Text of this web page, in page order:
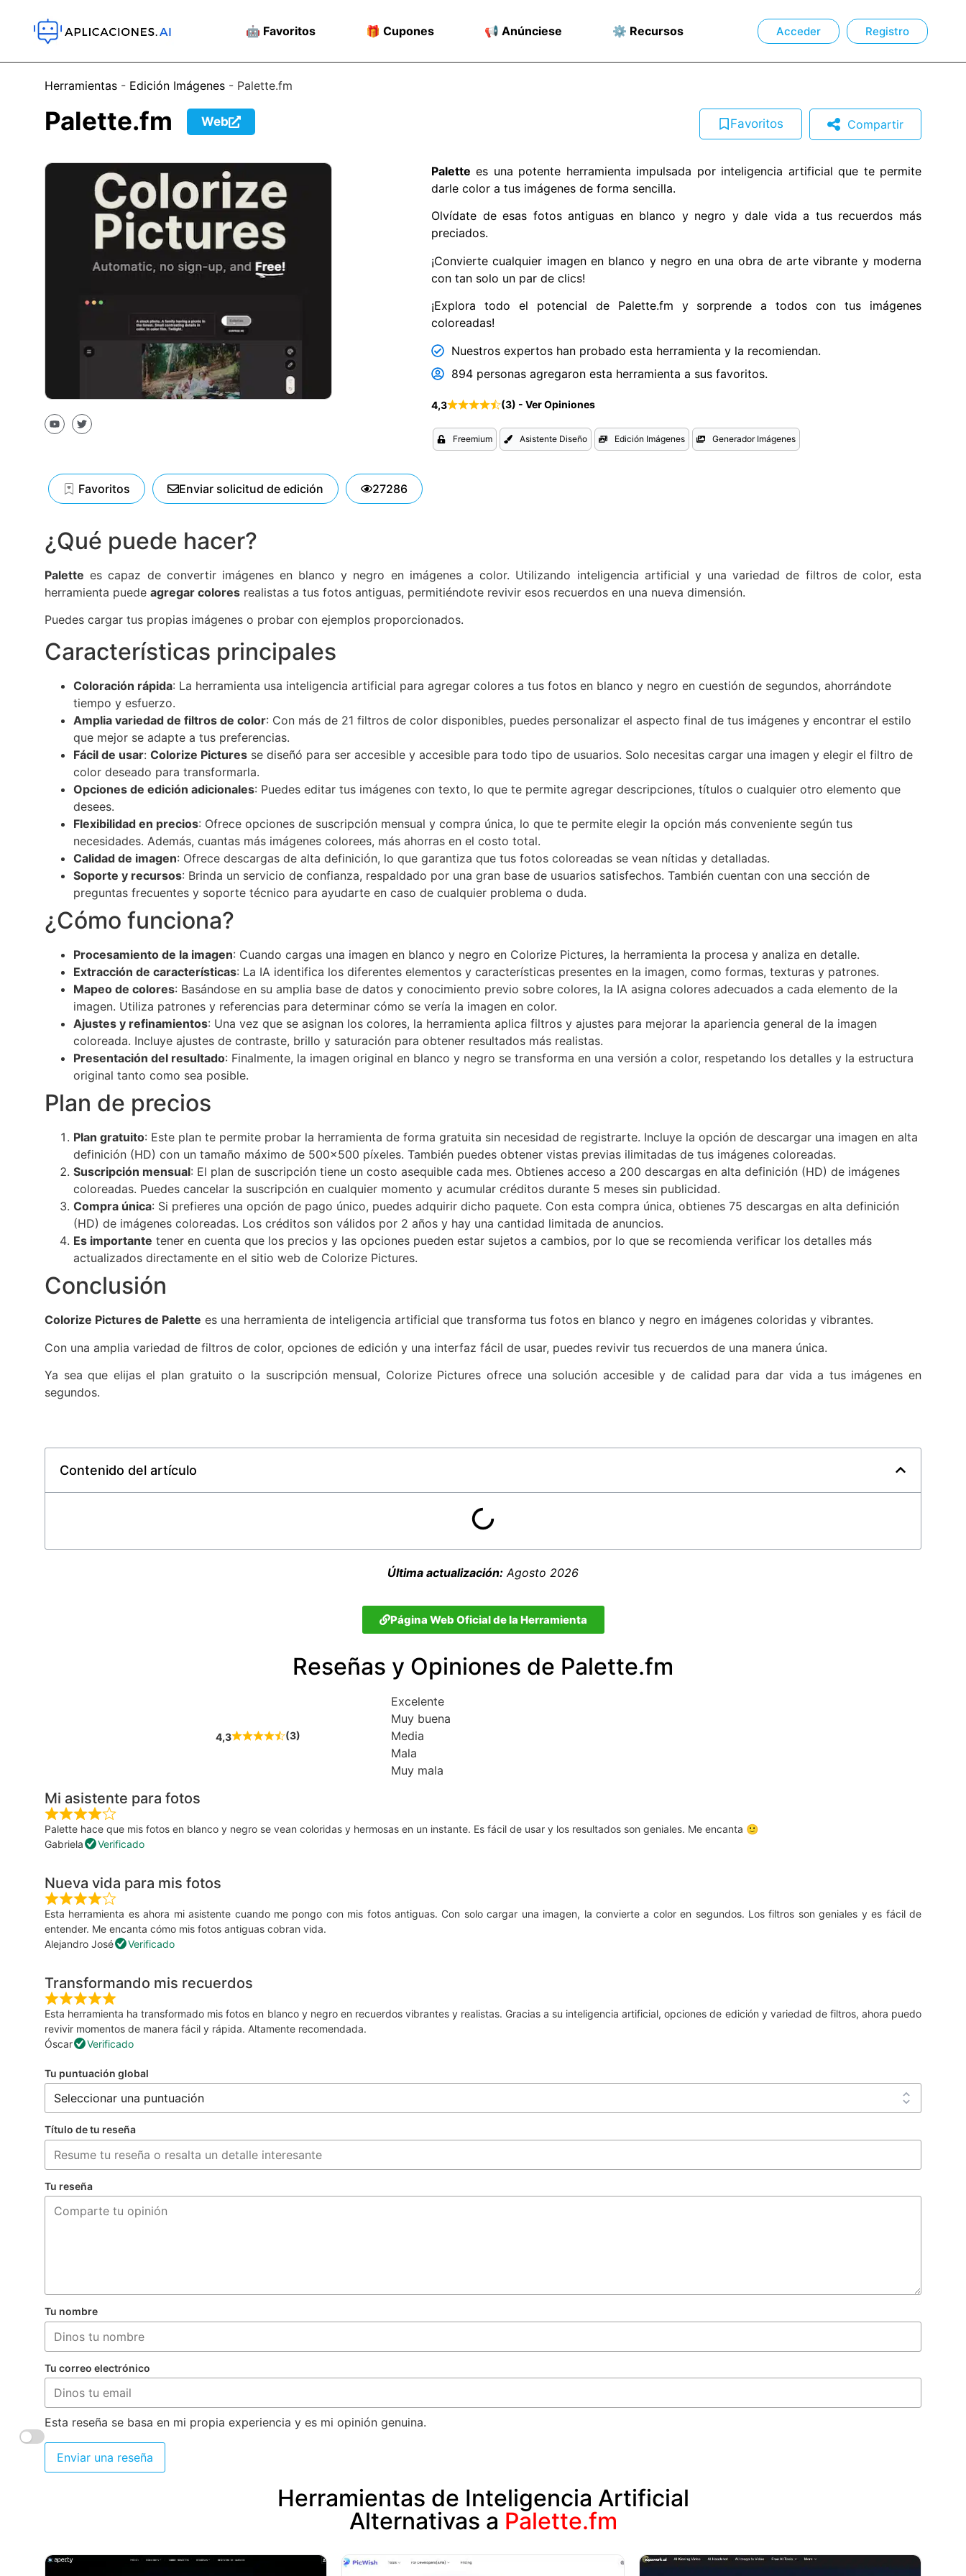
🤖 Favoritos 🎁 Cupones 📢 Anúnciese ⚙️ Recursos Acceder Registro
Herramientas - Edición Imágenes - Palette.fm
Palette.fm Web Favoritos Compartir
Palette es una potente herramienta impulsada por inteligencia artificial que te permite
darle color a tus imágenes de forma sencilla.
Olvídate de esas fotos antiguas en blanco y negro y dale vida a tus recuerdos más
preciados.
¡Convierte cualquier imagen en blanco y negro en una obra de arte vibrante y moderna
con tan solo un par de clics!
¡Explora todo el potencial de Palette.fm y sorprende a todos con tus imágenes
coloreadas!
Nuestros expertos han probado esta herramienta y la recomiendan.
894 personas agregaron esta herramienta a sus favoritos.
4,3 (3) - Ver Opiniones
Freemium Asistente Diseño Edición Imágenes Generador Imágenes
Favoritos Enviar solicitud de edición 27286
¿Qué puede hacer?
Palette es capaz de convertir imágenes en blanco y negro en imágenes a color. Utilizando inteligencia artificial y una variedad de filtros de color, esta
herramienta puede agregar colores realistas a tus fotos antiguas, permitiéndote revivir esos recuerdos en una nueva dimensión.
Puedes cargar tus propias imágenes o probar con ejemplos proporcionados.
Características principales
Coloración rápida: La herramienta usa inteligencia artificial para agregar colores a tus fotos en blanco y negro en cuestión de segundos, ahorrándote
tiempo y esfuerzo.
Amplia variedad de filtros de color: Con más de 21 filtros de color disponibles, puedes personalizar el aspecto final de tus imágenes y encontrar el estilo
que mejor se adapte a tus preferencias.
Fácil de usar: Colorize Pictures se diseñó para ser accesible y accesible para todo tipo de usuarios. Solo necesitas cargar una imagen y elegir el filtro de
color deseado para transformarla.
Opciones de edición adicionales: Puedes editar tus imágenes con texto, lo que te permite agregar descripciones, títulos o cualquier otro elemento que
desees.
Flexibilidad en precios: Ofrece opciones de suscripción mensual y compra única, lo que te permite elegir la opción más conveniente según tus
necesidades. Además, cuantas más imágenes colorees, más ahorras en el costo total.
Calidad de imagen: Ofrece descargas de alta definición, lo que garantiza que tus fotos coloreadas se vean nítidas y detalladas.
Soporte y recursos: Brinda un servicio de confianza, respaldado por una gran base de usuarios satisfechos. También cuentan con una sección de
preguntas frecuentes y soporte técnico para ayudarte en caso de cualquier problema o duda.
¿Cómo funciona?
Procesamiento de la imagen: Cuando cargas una imagen en blanco y negro en Colorize Pictures, la herramienta la procesa y analiza en detalle.
Extracción de características: La IA identifica los diferentes elementos y características presentes en la imagen, como formas, texturas y patrones.
Mapeo de colores: Basándose en su amplia base de datos y conocimiento previo sobre colores, la IA asigna colores adecuados a cada elemento de la
imagen. Utiliza patrones y referencias para determinar cómo se vería la imagen en color.
Ajustes y refinamientos: Una vez que se asignan los colores, la herramienta aplica filtros y ajustes para mejorar la apariencia general de la imagen
coloreada. Incluye ajustes de contraste, brillo y saturación para obtener resultados más realistas.
Presentación del resultado: Finalmente, la imagen original en blanco y negro se transforma en una versión a color, respetando los detalles y la estructura
original tanto como sea posible.
Plan de precios
Plan gratuito: Este plan te permite probar la herramienta de forma gratuita sin necesidad de registrarte. Incluye la opción de descargar una imagen en alta
definición (HD) con un tamaño máximo de 500x500 píxeles. También puedes obtener vistas previas ilimitadas de tus imágenes coloreadas.
Suscripción mensual: El plan de suscripción tiene un costo asequible cada mes. Obtienes acceso a 200 descargas en alta definición (HD) de imágenes
coloreadas. Puedes cancelar la suscripción en cualquier momento y acumular créditos durante 5 meses sin publicidad.
Compra única: Si prefieres una opción de pago único, puedes adquirir dicho paquete. Con esta compra única, obtienes 75 descargas en alta definición
(HD) de imágenes coloreadas. Los créditos son válidos por 2 años y hay una cantidad limitada de anuncios.
Es importante tener en cuenta que los precios y las opciones pueden estar sujetos a cambios, por lo que se recomienda verificar los detalles más
actualizados directamente en el sitio web de Colorize Pictures.
Conclusión
Colorize Pictures de Palette es una herramienta de inteligencia artificial que transforma tus fotos en blanco y negro en imágenes coloridas y vibrantes.
Con una amplia variedad de filtros de color, opciones de edición y una interfaz fácil de usar, puedes revivir tus recuerdos de una manera única.
Ya sea que elijas el plan gratuito o la suscripción mensual, Colorize Pictures ofrece una solución accesible y de calidad para dar vida a tus imágenes en
segundos.
Contenido del artículo
Última actualización: Agosto 2026
Página Web Oficial de la Herramienta
Reseñas y Opiniones de Palette.fm
4,3 (3)
Excelente
Muy buena
Media
Mala
Muy mala
Mi asistente para fotos
Palette hace que mis fotos en blanco y negro se vean coloridas y hermosas en un instante. Es fácil de usar y los resultados son geniales. Me encanta 🙂
Gabriela
Verificado
Nueva vida para mis fotos
Esta herramienta es ahora mi asistente cuando me pongo con mis fotos antiguas. Con solo cargar una imagen, la convierte a color en segundos. Los filtros son geniales y es fácil de
entender. Me encanta cómo mis fotos antiguas cobran vida.
Alejandro José
Verificado
Transformando mis recuerdos
Esta herramienta ha transformado mis fotos en blanco y negro en recuerdos vibrantes y realistas. Gracias a su inteligencia artificial, opciones de edición y variedad de filtros, ahora puedo
revivir momentos de manera fácil y rápida. Altamente recomendada.
Óscar
Verificado
Tu puntuación global
Título de tu reseña
Tu reseña
Tu nombre
Tu correo electrónico
Esta reseña se basa en mi propia experiencia y es mi opinión genuina.
Enviar una reseña
Herramientas de Inteligencia Artificial
Alternativas a Palette.fm